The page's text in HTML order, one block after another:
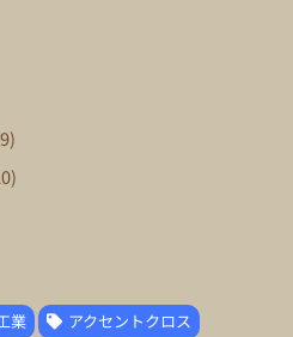
業
アクセントクロス